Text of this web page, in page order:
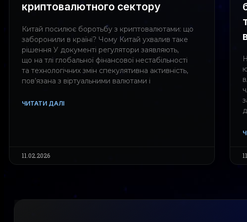
криптовалютного сектору
Китай посилює боротьбу з криптовалютами: що
заборонили в країні? Чому Китай ухвалив таке
рішення У документі регулятори заявляють,
що на тлі глобальної фінансової нестабільності
та технологічних змін спекулятивна активність,
пов’язана з віртуальними валютами і
ЧИТАТИ ДАЛІ
11.02.2026